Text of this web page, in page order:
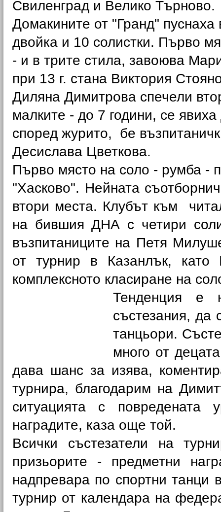
Свиленград и Велико Търново.
Домакините от "Гранд" пуснаха
двойка и 10 солистки. Първо
- и в трите стила, завоюва
при 13 г. стана Виктория
Диляна Димитрова спечели
малките - до 7 години, се
според журито, бе
Десислава Цветкова.
Първо място на соло - румба -
"Хасково". Нейната
втори места. Клубът към
на бившия ДНА с четири
възпитаниците на Петя
от турнир в Казанлък, като
комплексното класиране на
Тенденция е
състезания, да
танцьори.
много от
дава шанс за изява,
турнира, благодарим на
ситуацията с
наградите, каза още той.
Всички състезатели на
призьорите - предметни
надпревара по спортни танци
турнир от календара на